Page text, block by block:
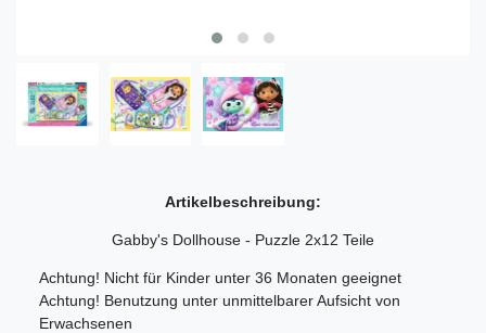
Artikelbeschreibung:
Gabby's Dollhouse - Puzzle 2x12 Teile
Achtung! Nicht für Kinder unter 36 Monaten geeignet
Achtung! Benutzung unter unmittelbarer Aufsicht von
Erwachsenen